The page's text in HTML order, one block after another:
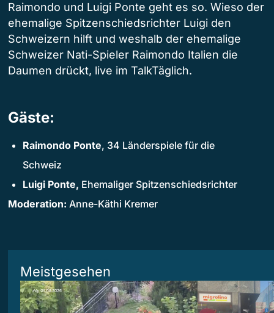
Raimondo und Luigi Ponte geht es so. Wieso der
ehemalige Spitzenschiedsrichter Luigi den
Schweizern hilft und weshalb der ehemalige
Schweizer Nati-Spieler Raimondo Italien die
Daumen drückt, live im TalkTäglich.
Gäste:
Raimondo Ponte, 34 Länderspiele für die
Schweiz
Luigi Ponte, Ehemaliger Spitzenschiedsrichter
Moderation: Anne-Käthi Kremer
Meistgesehen